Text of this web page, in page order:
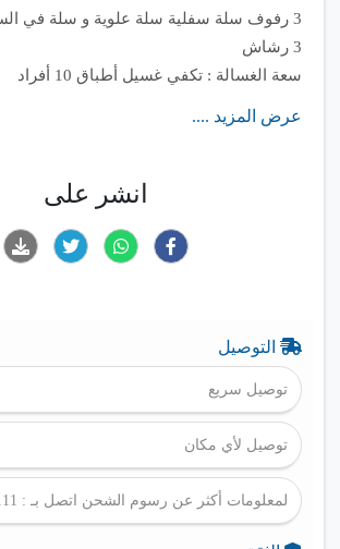
3 رفوف سلة سفلية سلة علوية و سلة في السقف
3 رشاش
سعة الغسالة : تكفي غسيل أطباق 10 أفراد
لغسيل الأطباق
عرض المزيد ....
انشر على
التوصيل
توصيل سريع
توصيل لأي مكان
لمعلومات أكثر عن رسوم الشحن اتصل بـ : 01116828111